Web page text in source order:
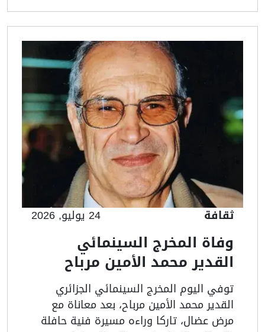
ثقافة 24 يوليو, 2026
وفاة المخرج السينمائي
القدير محمد الأمين مرباح
توفي اليوم المخرج السينمائي الجزائري
القدير محمد الأمين مرباح، بعد معاناة مع
مرض عضال، تاركا وراءه مسيرة فنية حافلة